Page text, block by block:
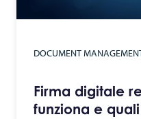
DOCUMENT
Firma digitale
funziona e